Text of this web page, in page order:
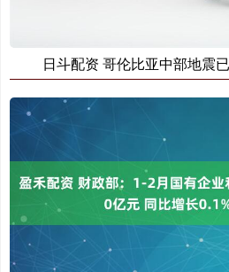
日斗配资 哥伦比亚中部地震